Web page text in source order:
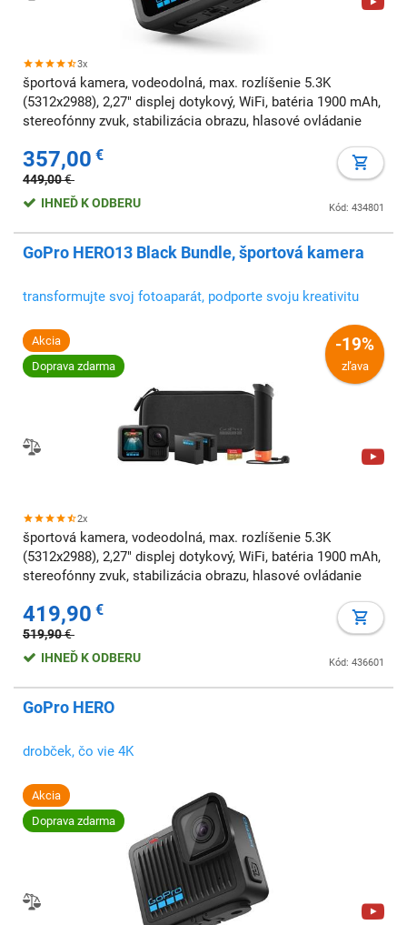
3x
športová kamera, vodeodolná, max. rozlíšenie 5.3K
(5312x2988), 2,27" displej dotykový, WiFi, batéria 1900 mAh,
stereofónny zvuk, stabilizácia obrazu, hlasové ovládanie
357,00 €
449,00€
Kód: 434801
IHNEĎ K ODBERU
GoPro HERO13 Black Bundle, športová kamera
transformujte svoj fotoaparát, podporte svoju kreativitu
Akcia
Doprava zdarma
-19%
zľava
2x
športová kamera, vodeodolná, max. rozlíšenie 5.3K
(5312x2988), 2,27" displej dotykový, WiFi, batéria 1900 mAh,
stereofónny zvuk, stabilizácia obrazu, hlasové ovládanie
419,90 €
519,90€
Kód: 436601
IHNEĎ K ODBERU
GoPro HERO
drobček, čo vie 4K
Akcia
Doprava zdarma